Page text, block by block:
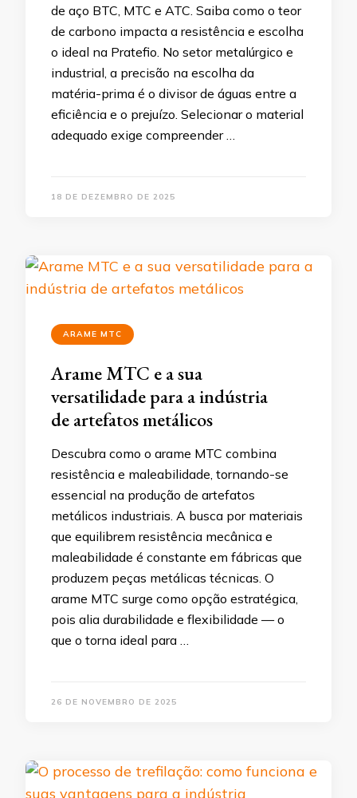
de aço BTC, MTC e ATC. Saiba como o teor
de carbono impacta a resistência e escolha
o ideal na Pratefio. No setor metalúrgico e
industrial, a precisão na escolha da
matéria-prima é o divisor de águas entre a
eficiência e o prejuízo. Selecionar o material
adequado exige compreender …
18 DE DEZEMBRO DE 2025
ARAME MTC
Arame MTC e a sua
versatilidade para a indústria
de artefatos metálicos
Descubra como o arame MTC combina
resistência e maleabilidade, tornando-se
essencial na produção de artefatos
metálicos industriais. A busca por materiais
que equilibrem resistência mecânica e
maleabilidade é constante em fábricas que
produzem peças metálicas técnicas. O
arame MTC surge como opção estratégica,
pois alia durabilidade e flexibilidade — o
que o torna ideal para …
26 DE NOVEMBRO DE 2025